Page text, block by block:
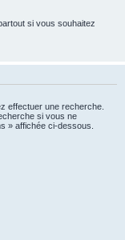
si vous souhaitez
effectuer une recherche.
si vous ne
» affichée ci-dessous.